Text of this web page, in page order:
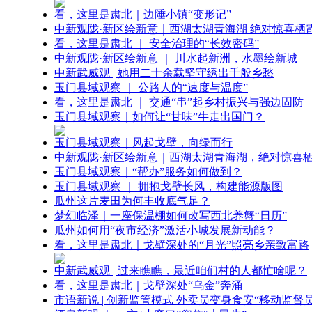
看，这里是肃北｜边陲小镇“变形记”
中新观陇·新区绘新意｜西湖太湖青海湖 绝对惊喜栖
看，这里是肃北 ｜ 安全治理的“长效密码”
中新观陇·新区绘新意 ｜ 川水起新洲，水墨绘新城
中新武威观 | 她用二十余载坚守绣出千般乡愁
玉门县域观察 ｜ 公路人的“速度与温度”
看，这里是肃北 ｜ 交通“串”起乡村振兴与强边固防
玉门县域观察｜如何让“甘味”牛走出国门？
玉门县域观察｜风起戈壁，向绿而行
中新观陇·新区绘新意｜西湖太湖青海湖，绝对惊喜
玉门县域观察｜“帮办”服务如何做到？
玉门县域观察 ｜ 拥抱戈壁长风，构建能源版图
瓜州这片麦田为何丰收底气足？
梦幻临泽｜一座保温棚如何改写西北养蟹“日历”
瓜州如何用“夜市经济”激活小城发展新动能？
看，这里是肃北｜戈壁深处的“月光”照亮乡亲致富路
中新武威观 | 过来瞧瞧，最近咱们村的人都忙啥呢？
看，这里是肃北｜戈壁深处“乌金”奔涌
市语新说 | 创新监管模式 外卖员变身食安“移动监督